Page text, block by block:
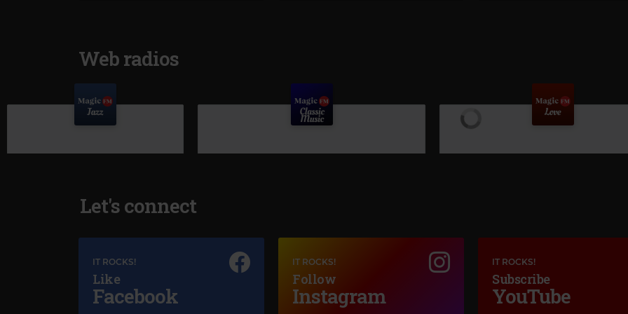
Web radios
Magic Jazz
Let's connect
IT ROCKS!
Like
Facebook
IT ROCKS!
Follow
Instagram
IT ROCKS!
Subscribe
YouTube